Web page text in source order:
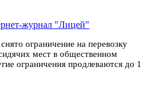
журнал "Лицей"
ограничение на перевозку
мест в общественном
ограничения продлеваются до 1